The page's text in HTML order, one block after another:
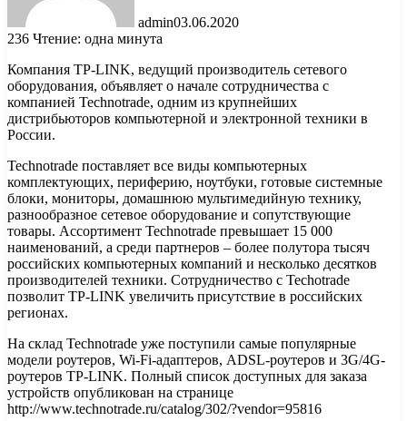
admin03.06.2020
236 Чтение: одна минута
Компания TP-LINK, ведущий производитель сетевого
оборудования, объявляет о начале сотрудничества с
компанией Technotrade, одним из крупнейших
дистрибьюторов компьютерной и электронной техники в
России.
Technotrade поставляет все виды компьютерных
комплектующих, периферию, ноутбуки, готовые системные
блоки, мониторы, домашнюю мультимедийную технику,
разнообразное сетевое оборудование и сопутствующие
товары. Ассортимент Technotrade превышает 15 000
наименований, а среди партнеров – более полутора тысяч
российских компьютерных компаний и несколько десятков
производителей техники. Сотрудничество с Techotrade
позволит TP-LINK увеличить присутствие в российских
регионах.
На склад Technotrade уже поступили самые популярные
модели роутеров, Wi-Fi-адаптеров, ADSL-роутеров и 3G/4G-
роутеров TP-LINK. Полный список доступных для заказа
устройств опубликован на странице
http://www.technotrade.ru/catalog/302/?vendor=95816